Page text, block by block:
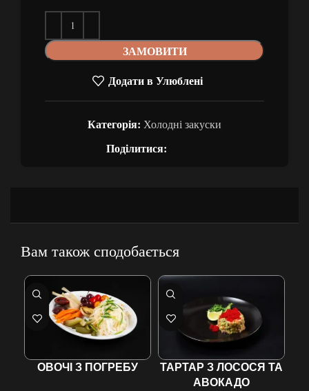
ЗАМОВИТИ
Додати в Улюблені
Категорія: Холодні закуски
Поділитися:
Вам також сподобається
ОВОЧІ З ПОГРЕБУ
ТАРТАР З ЛОСОСЯ ТА
АВОКАДО